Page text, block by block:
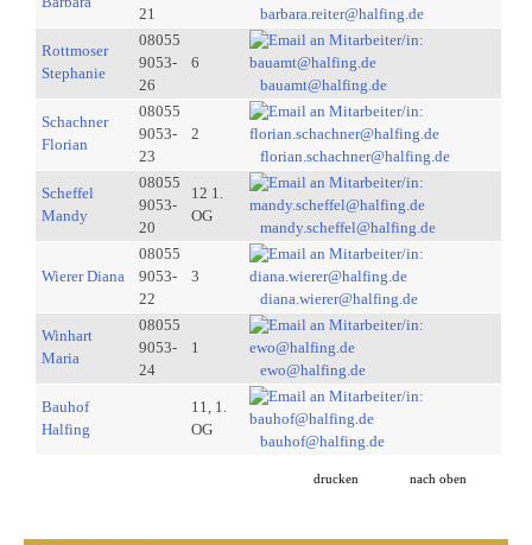
21
barbara.reiter@halfing.de
Rottmoser
Stephanie
08055
9053-
26
6
bauamt@halfing.de
Schachner
Florian
08055
9053-
23
2
florian.schachner@halfing.de
Scheffel
Mandy
08055
9053-
20
12 1.
OG
mandy.scheffel@halfing.de
Wierer Diana
08055
9053-
22
3
diana.wierer@halfing.de
Winhart
Maria
08055
9053-
24
1
ewo@halfing.de
Bauhof
Halfing
11, 1.
OG
bauhof@halfing.de
drucken nach oben